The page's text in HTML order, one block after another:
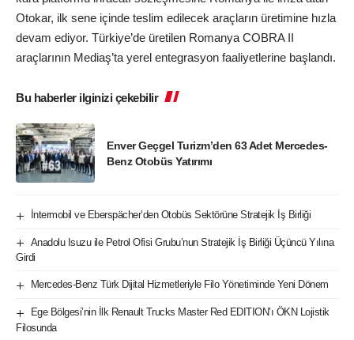
Otokar, ilk sene içinde teslim edilecek araçların üretimine hızla
devam ediyor. Türkiye’de üretilen Romanya COBRA II
araçlarının Mediaş’ta yerel entegrasyon faaliyetlerine başlandı.
Bu haberler ilginizi çekebilir
Enver Geçgel Turizm’den 63 Adet Mercedes-
Benz Otobüs Yatırımı
İntermobil ve Eberspächer’den Otobüs Sektörüne Stratejik İş Birliği
Anadolu Isuzu ile Petrol Ofisi Grubu’nun Stratejik İş Birliği Üçüncü Yılına
Girdi
Mercedes-Benz Türk Dijital Hizmetleriyle Filo Yönetiminde Yeni Dönem
Ege Bölgesi’nin İlk Renault Trucks Master Red EDITION’ı ÖKN Lojistik
Filosunda